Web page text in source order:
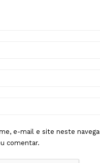
e-mail e site neste
comentar.